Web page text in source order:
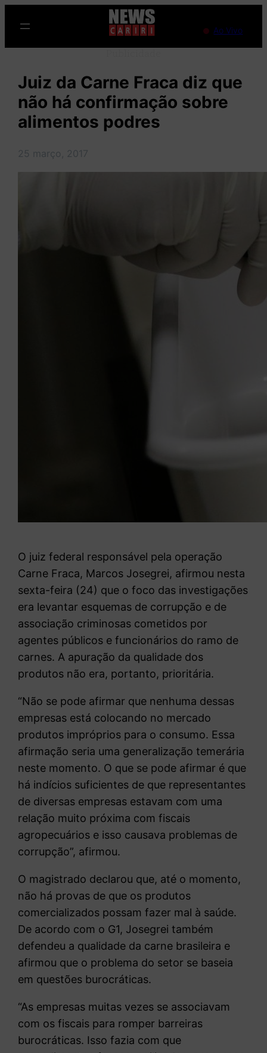
para
o
Ao Vivo
Juiz da Carne Fraca diz que
não há confirmação sobre
alimentos podres
25 março, 2017
O juiz federal responsável pela operação
Carne Fraca, Marcos Josegrei, afirmou nesta
sexta-feira (24) que o foco das investigações
era levantar esquemas de corrupção e de
associação criminosas cometidos por
agentes públicos e funcionários do ramo de
carnes. A apuração da qualidade dos
produtos não era, portanto, prioritária.
“Não se pode afirmar que nenhuma dessas
empresas está colocando no mercado
produtos impróprios para o consumo. Essa
afirmação seria uma generalização temerária
neste momento. O que se pode afirmar é que
há indícios suficientes de que representantes
de diversas empresas estavam com uma
relação muito próxima com fiscais
agropecuários e isso causava problemas de
corrupção”, afirmou.
O magistrado declarou que, até o momento,
não há provas de que os produtos
comercializados possam fazer mal à saúde.
De acordo com o G1, Josegrei também
defendeu a qualidade da carne brasileira e
afirmou que o problema do setor se baseia
em questões burocráticas.
“As empresas muitas vezes se associavam
com os fiscais para romper barreiras
burocráticas. Isso fazia com que